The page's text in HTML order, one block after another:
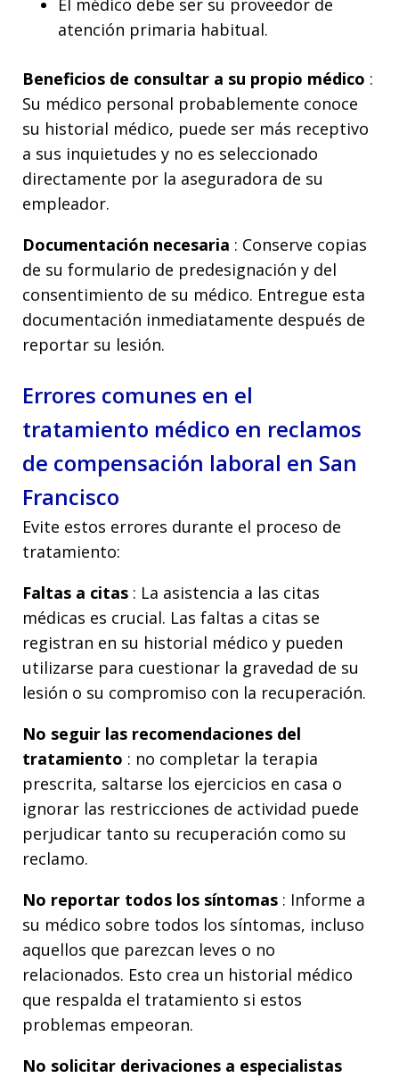
El médico debe ser su proveedor de
atención primaria habitual.
Beneficios de consultar a su propio médico :
Su médico personal probablemente conoce
su historial médico, puede ser más receptivo
a sus inquietudes y no es seleccionado
directamente por la aseguradora de su
empleador.
Documentación necesaria : Conserve copias
de su formulario de predesignación y del
consentimiento de su médico. Entregue esta
documentación inmediatamente después de
reportar su lesión.
Errores comunes en el
tratamiento médico en reclamos
de compensación laboral en San
Francisco
Evite estos errores durante el proceso de
tratamiento:
Faltas a citas : La asistencia a las citas
médicas es crucial. Las faltas a citas se
registran en su historial médico y pueden
utilizarse para cuestionar la gravedad de su
lesión o su compromiso con la recuperación.
No seguir las recomendaciones del
tratamiento : no completar la terapia
prescrita, saltarse los ejercicios en casa o
ignorar las restricciones de actividad puede
perjudicar tanto su recuperación como su
reclamo.
No reportar todos los síntomas : Informe a
su médico sobre todos los síntomas, incluso
aquellos que parezcan leves o no
relacionados. Esto crea un historial médico
que respalda el tratamiento si estos
problemas empeoran.
No solicitar derivaciones a especialistas